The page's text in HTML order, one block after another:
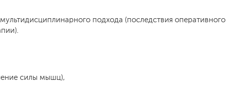
подхода (последствия оперативного
силы мышц),